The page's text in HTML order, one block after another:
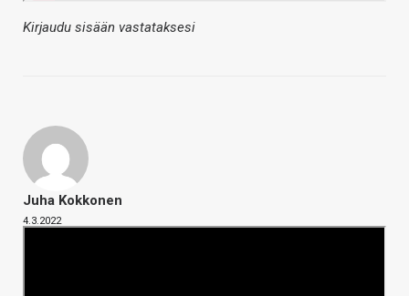
Kirjaudu sisään vastataksesi
Juha Kokkonen
4.3.2022